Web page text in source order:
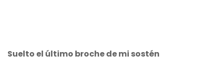
Suelto el último broche de mi sostén